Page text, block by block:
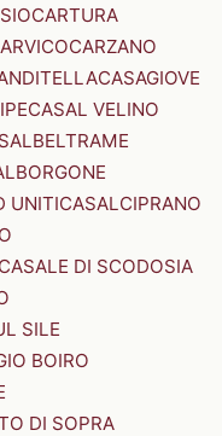
CARTURA
CARZANO
CASAGIOVE
CASAL VELINO
UNITICASALCIPRANO
CASALE DI SCODOSIA
SILE
BOIRO
DI SOPRA